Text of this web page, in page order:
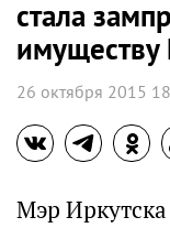
стала
имуществу
26 октября 2015
Мэр Иркутска